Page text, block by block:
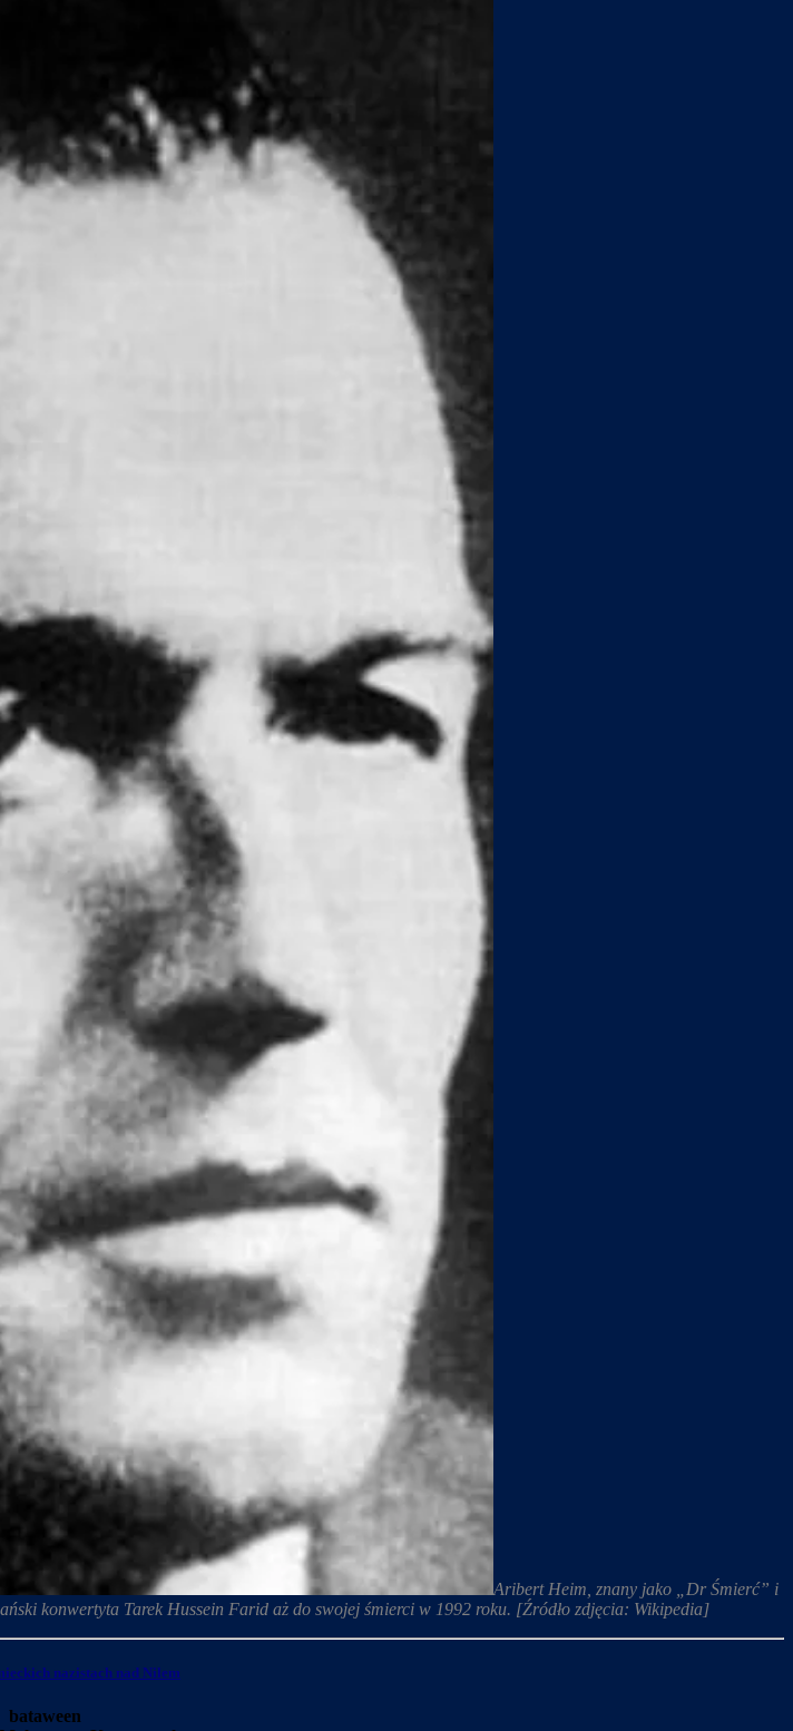
Aribert Heim, znany jako „Dr Śmierć” i
konwertyta Tarek Hussein Farid aż do swojej śmierci w 1992 roku. [Źródło zdjęcia: Wikipedia]
nazistach nad Nilem
bataween